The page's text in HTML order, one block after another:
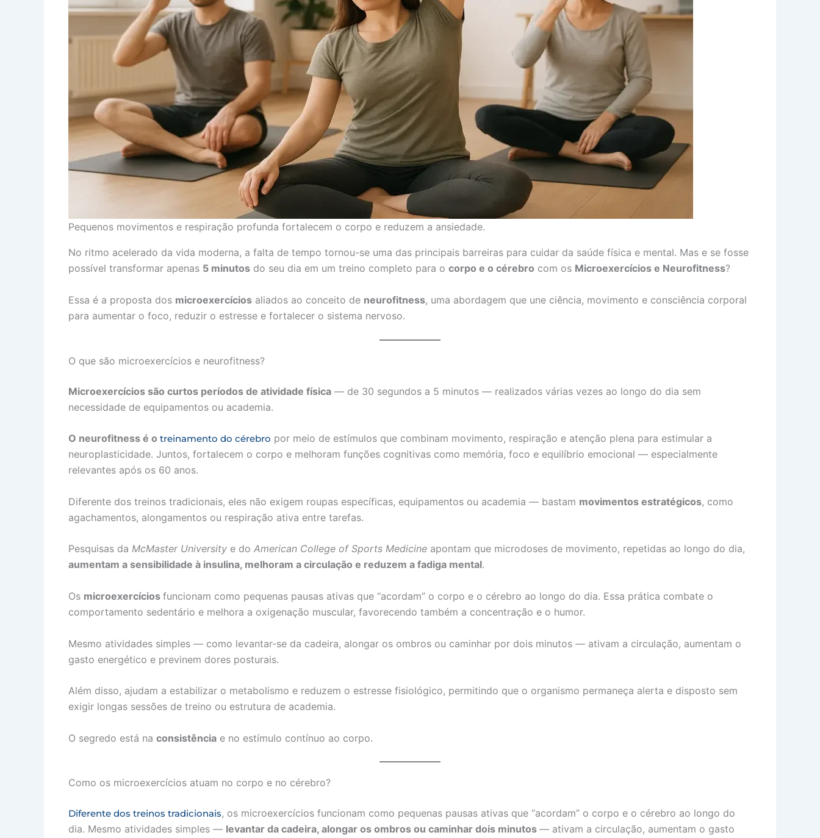
Pequenos movimentos e respiração profunda fortalecem o corpo e reduzem a ansiedade.
No ritmo acelerado da vida moderna, a falta de tempo tornou-se uma das principais barreiras para cuidar da saúde física e mental. Mas e se fosse
possível transformar apenas 5 minutos do seu dia em um treino completo para o corpo e o cérebro com os Microexercícios e Neurofitness?
Essa é a proposta dos microexercícios aliados ao conceito de neurofitness, uma abordagem que une ciência, movimento e consciência corporal
para aumentar o foco, reduzir o estresse e fortalecer o sistema nervoso.
O que são microexercícios e neurofitness?
Microexercícios são curtos períodos de atividade física — de 30 segundos a 5 minutos — realizados várias vezes ao longo do dia sem
necessidade de equipamentos ou academia.
O neurofitness é o treinamento do cérebro por meio de estímulos que combinam movimento, respiração e atenção plena para estimular a
neuroplasticidade. Juntos, fortalecem o corpo e melhoram funções cognitivas como memória, foco e equilíbrio emocional — especialmente
relevantes após os 60 anos.
Diferente dos treinos tradicionais, eles não exigem roupas específicas, equipamentos ou academia — bastam movimentos estratégicos, como
agachamentos, alongamentos ou respiração ativa entre tarefas.
Pesquisas da McMaster University e do American College of Sports Medicine apontam que microdoses de movimento, repetidas ao longo do dia,
aumentam a sensibilidade à insulina, melhoram a circulação e reduzem a fadiga mental.
Os microexercícios funcionam como pequenas pausas ativas que “acordam” o corpo e o cérebro ao longo do dia. Essa prática combate o
comportamento sedentário e melhora a oxigenação muscular, favorecendo também a concentração e o humor.
Mesmo atividades simples — como levantar-se da cadeira, alongar os ombros ou caminhar por dois minutos — ativam a circulação, aumentam o
gasto energético e previnem dores posturais.
Além disso, ajudam a estabilizar o metabolismo e reduzem o estresse fisiológico, permitindo que o organismo permaneça alerta e disposto sem
exigir longas sessões de treino ou estrutura de academia.
O segredo está na consistência e no estímulo contínuo ao corpo.
Como os microexercícios atuam no corpo e no cérebro?
Diferente dos treinos tradicionais, os microexercícios funcionam como pequenas pausas ativas que “acordam” o corpo e o cérebro ao longo do
dia. Mesmo atividades simples — levantar da cadeira, alongar os ombros ou caminhar dois minutos — ativam a circulação, aumentam o gasto